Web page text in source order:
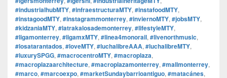
#industrialhubMTY, #infraestructuraMTY, #instafoodMTY,
#instagoodMTY, #instagrammonterrey, #inviernoMTY, #jobsMTY,
#kidzaniaMTY, #latrakalosademonterrey, #lifestyleMTY,
#ligamonterrey, #ligamxMTY, #linea4monorail, #livenorthmusic,
#losatarantados, #loveMTY, #luchalibreAAA, #luchalibreMTY,
#luxurySPGG, #macrocentroMTY, #macroplaza,
#macroplazaarchitecture, #macroplazamonterrey, #mallmonterrey,
#marco, #marcoexpo, #marketSundaybarrioantiguo, #matacánes,